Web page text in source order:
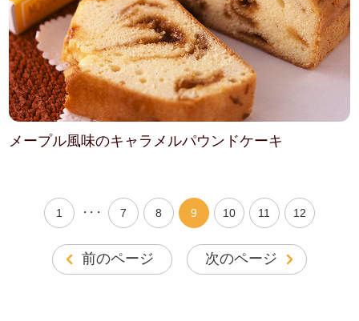
メープル風味のキャラメルパウンドケーキ
前のページ
1 ・・・ 7 8 9 10 11 12
次のページ